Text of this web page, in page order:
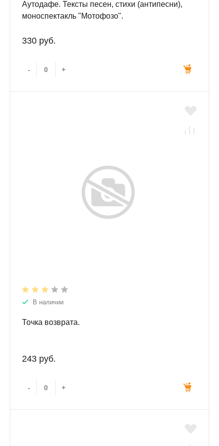
Аутодафе. Тексты песен, стихи (антипесни),
моноспектакль "Мотофозо".
330 руб.
- +
В наличии
Точка возврата.
243 руб.
- +